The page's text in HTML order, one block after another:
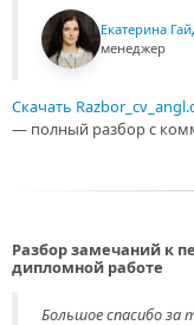
Екатерина
менеджер
Скачать
— полный разбор с
Разбор замечаний к
дипломной работе
Большое спасибо за